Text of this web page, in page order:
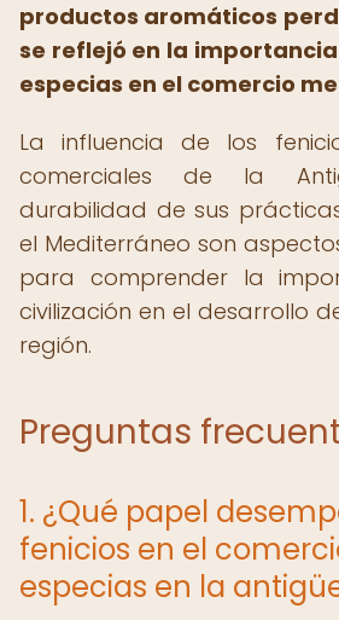
productos aromáticos
se reflejó en la
especias en el comercio
La influencia de los
comerciales de la
durabilidad de sus
el Mediterráneo son
para comprender la
civilización en el desarrollo
región.
Preguntas
1. ¿Qué papel
fenicios en el
especias en la